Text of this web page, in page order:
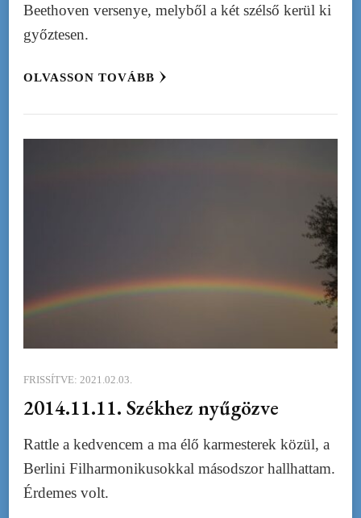
Beethoven versenye, melyből a két szélső kerül ki
győztesen.
OLVASSON TOVÁBB
FRISSÍTVE: 2021.02.03.
2014.11.11. Székhez nyűgözve
Rattle a kedvencem a ma élő karmesterek közül, a
Berlini Filharmonikusokkal másodszor hallhattam.
Érdemes volt.